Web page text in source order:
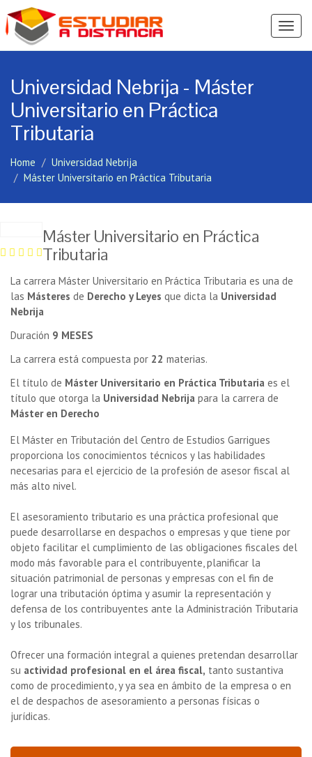
Ver
Universidad Nebrija - Máster
Universitario en Práctica
Tributaria
Home
Universidad Nebrija
Máster Universitario en Práctica Tributaria
Máster Universitario en Práctica
Tributaria
La carrera Máster Universitario en Práctica Tributaria es una de
las Másteres de Derecho y Leyes que dicta la Universidad
Nebrija
Duración 9 MESES
La carrera está compuesta por 22 materias.
El título de Máster Universitario en Práctica Tributaria es el
título que otorga la Universidad Nebrija para la carrera de
Máster en Derecho
El Máster en Tributación del Centro de Estudios Garrigues
proporciona los conocimientos técnicos y las habilidades
necesarias para el ejercicio de la profesión de asesor fiscal al
más alto nivel.
El asesoramiento tributario es una práctica profesional que
puede desarrollarse en despachos o empresas y que tiene por
objeto facilitar el cumplimiento de las obligaciones fiscales del
modo más favorable para el contribuyente, planificar la
situación patrimonial de personas y empresas con el fin de
lograr una tributación óptima y asumir la representación y
defensa de los contribuyentes ante la Administración Tributaria
y los tribunales.
Ofrecer una formación integral a quienes pretendan desarrollar
su actividad profesional en el área fiscal, tanto sustantiva
como de procedimiento, y ya sea en ámbito de la empresa o en
el de despachos de asesoramiento a personas físicas o
jurídicas.